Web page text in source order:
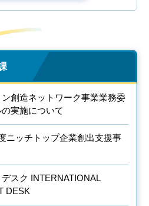
創造ネットワーク事業業務委
実施について
ニッチトップ企業創出支援事
スク INTERNATIONAL
DESK